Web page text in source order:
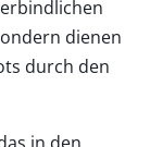
dienen
durch den
in den